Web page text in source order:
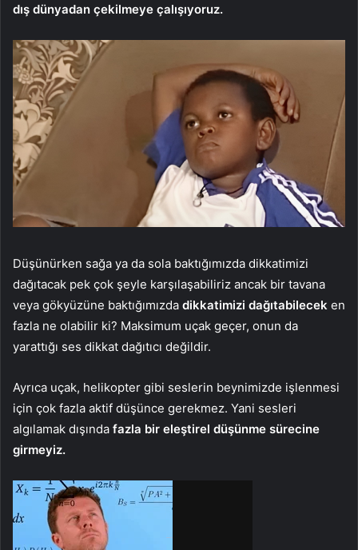
dış dünyadan çekilmeye çalışıyoruz.
Düşünürken sağa ya da sola baktığımızda dikkatimizi
dağıtacak pek çok şeyle karşılaşabiliriz ancak bir tavana
veya gökyüzüne baktığımızda dikkatimizi dağıtabilecek en
fazla ne olabilir ki? Maksimum uçak geçer, onun da
yarattığı ses dikkat dağıtıcı değildir.
Ayrıca uçak, helikopter gibi seslerin beynimizde işlenmesi
için çok fazla aktif düşünce gerekmez. Yani sesleri
algılamak dışında fazla bir eleştirel düşünme sürecine
girmeyiz.